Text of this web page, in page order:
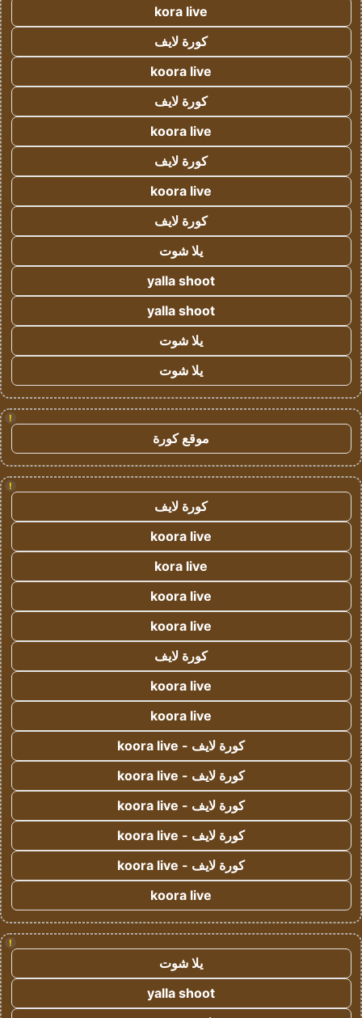
kora live
كورة لايف
koora live
كورة لايف
koora live
كورة لايف
koora live
كورة لايف
يلا شوت
yalla shoot
yalla shoot
يلا شوت
يلا شوت
!
موقع كورة
!
كورة لايف
koora live
kora live
koora live
koora live
كورة لايف
koora live
koora live
كورة لايف - koora live
كورة لايف - koora live
كورة لايف - koora live
كورة لايف - koora live
كورة لايف - koora live
koora live
!
يلا شوت
yalla shoot